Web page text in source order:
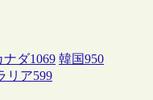
ナダ1069 韓国950
リア599